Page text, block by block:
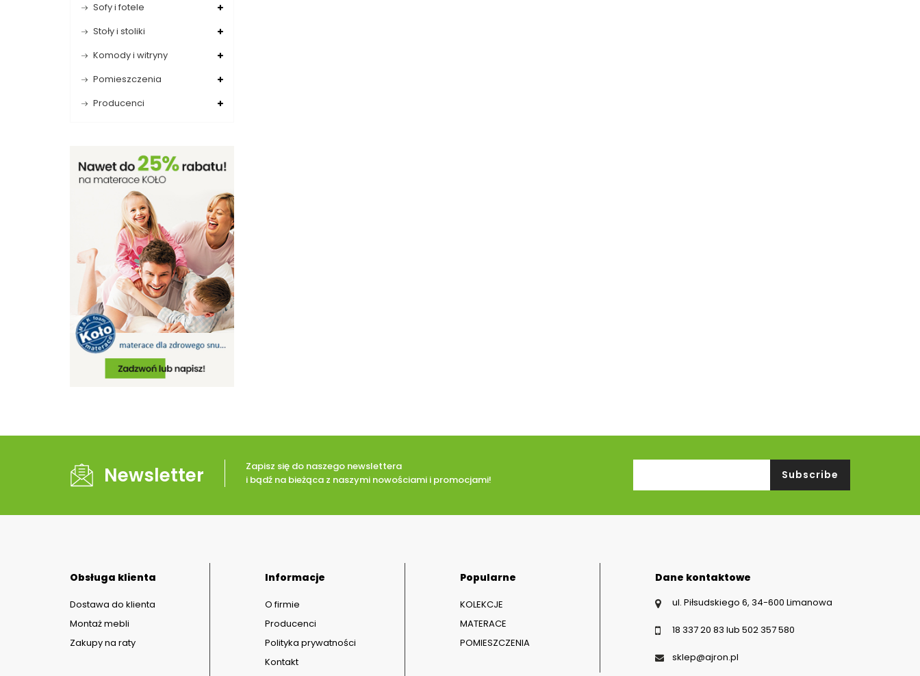
Sofy i fotele
Stoły i stoliki
Komody i witryny
Pomieszczenia
Producenci
Newsletter
Zapisz się do naszego newslettera
i bądź na bieżąca z naszymi nowościami i promocjami!
Obsługa klienta
Dostawa do klienta
Montaż mebli
Zakupy na raty
Informacje
O firmie
Producenci
Polityka prywatności
Kontakt
Popularne
KOLEKCJE
MATERACE
POMIESZCZENIA
Dane kontaktowe
ul. Piłsudskiego 6, 34-600 Limanowa
18 337 20 83 lub 502 357 580
sklep@ajron.pl